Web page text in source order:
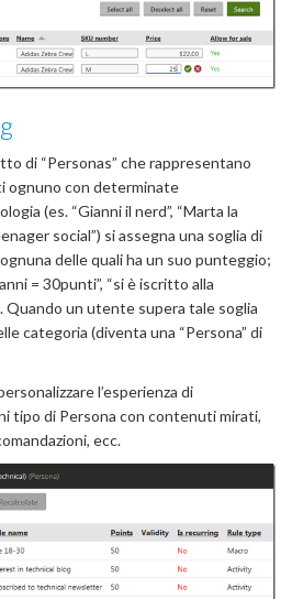
di “Personas” che rappresentano
ognuno con determinate
(es. “Gianni il nerd”, “Marta la
social”) si assegna una soglia di
delle quali ha un suo punteggio;
= 30punti”, “si è iscritto alla
un utente supera tale soglia
categoria (diventa una “Persona” di
l’esperienza di
tipo di Persona con contenuti mirati,
ecc.